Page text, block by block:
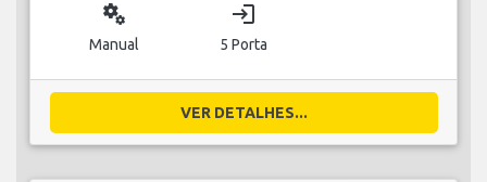
miscellaneous_services
Manual
login
5 Porta
VER DETALHES...